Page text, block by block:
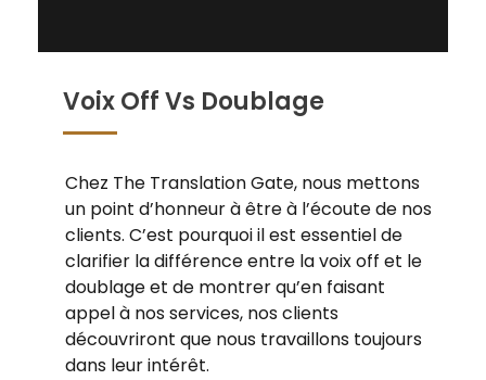
Voix Off Vs Doublage
Chez The Translation Gate, nous mettons
un point d’honneur à être à l’écoute de nos
clients. C’est pourquoi il est essentiel de
clarifier la différence entre la voix off et le
doublage et de montrer qu’en faisant
appel à nos services, nos clients
découvriront que nous travaillons toujours
dans leur intérêt.